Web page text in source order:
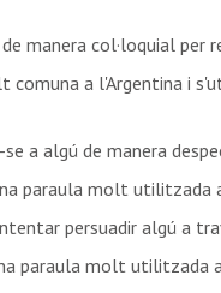
manera col·loquial per
comuna a l'Argentina i
a algú de manera
paraula molt
persuadir algú a
paraula molt utilitzada